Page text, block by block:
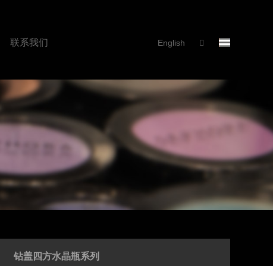
联系我们 English
钻盖四方水晶瓶系列